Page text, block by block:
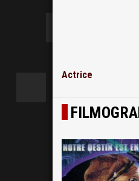
Actrice